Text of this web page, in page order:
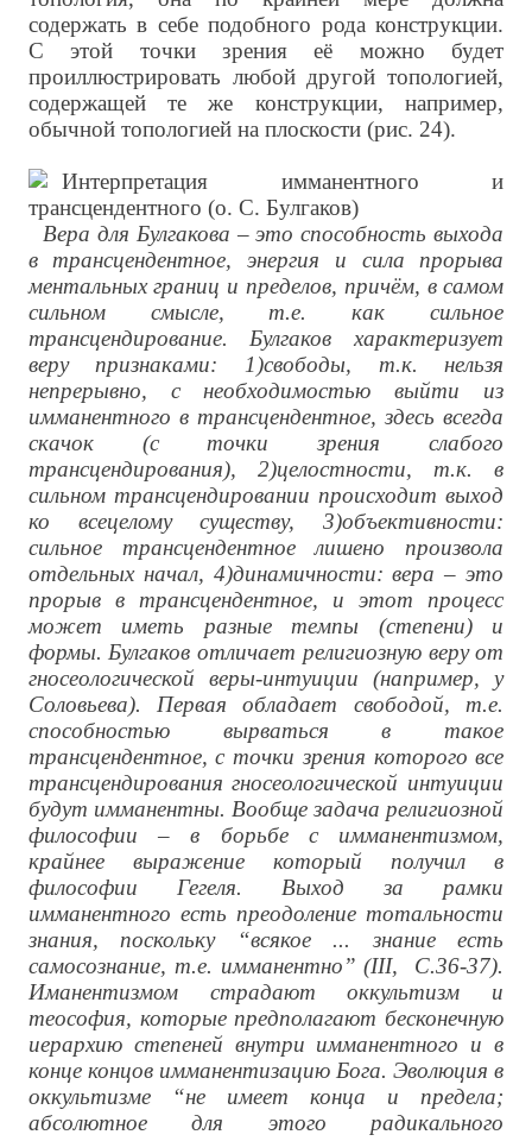
содержать в себе подобного рода конструкции.
С этой точки зрения её можно будет
проиллюстрировать любой другой топологией,
содержащей те же конструкции, например,
обычной топологией на плоскости (рис. 24).
Вера для Булгакова – это способность выхода
в трансцендентное, энергия и сила прорыва
ментальных границ и пределов, причём, в самом
сильном смысле, т.е. как сильное
трансцендирование. Булгаков характеризует
веру признаками: 1)свободы, т.к. нельзя
непрерывно, с необходимостью выйти из
имманентного в трансцендентное, здесь всегда
скачок (с точки зрения слабого
трансцендирования), 2)целостности, т.к. в
сильном трансцендировании происходит выход
ко всецелому существу, 3)объективности:
сильное трансцендентное лишено произвола
отдельных начал, 4)динамичности: вера – это
прорыв в трансцендентное, и этот процесс
может иметь разные темпы (степени) и
формы. Булгаков отличает религиозную веру от
гносеологической веры-интуиции (например, у
Соловьева). Первая обладает свободой, т.е.
способностью вырваться в такое
трансцендентное, с точки зрения которого все
трансцендирования гносеологической интуиции
будут имманентны. Вообще задача религиозной
философии – в борьбе с имманентизмом,
крайнее выражение который получил в
философии Гегеля. Выход за рамки
имманентного есть преодоление тотальности
знания, поскольку “всякое ... знание есть
самосознание, т.е. имманентно” (III, С.36-37).
Иманентизмом страдают оккультизм и
теософия, которые предполагают бесконечную
иерархию степеней внутри имманентного и в
конце концов имманентизацию Бога. Эволюция в
оккультизме “не имеет конца и предела;
абсолютное для этого радикального